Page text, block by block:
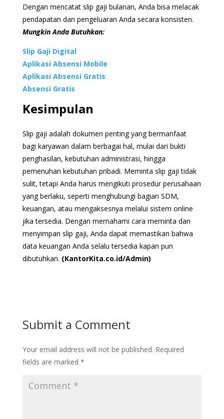
Dengan mencatat slip gaji bulanan, Anda bisa melacak
pendapatan dan pengeluaran Anda secara konsisten.
Mungkin Anda Butuhkan:
Slip Gaji Digital
Aplikasi Absensi Mobile
Aplikasi Absensi Gratis
Absensi Gratis
Kesimpulan
Slip gaji adalah dokumen penting yang bermanfaat
bagi karyawan dalam berbagai hal, mulai dari bukti
penghasilan, kebutuhan administrasi, hingga
pemenuhan kebutuhan pribadi. Meminta slip gaji tidak
sulit, tetapi Anda harus mengikuti prosedur perusahaan
yang berlaku, seperti menghubungi bagian SDM,
keuangan, atau mengaksesnya melalui sistem online
jika tersedia. Dengan memahami cara meminta dan
menyimpan slip gaji, Anda dapat memastikan bahwa
data keuangan Anda selalu tersedia kapan pun
dibutuhkan. (KantorKita.co.id/Admin)
Submit a Comment
Your email address will not be published. Required
fields are marked *